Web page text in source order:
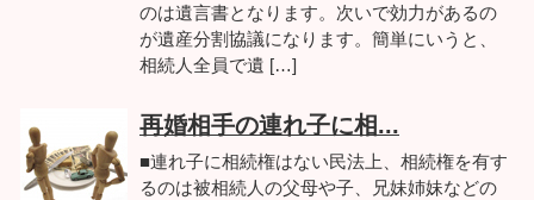
のは遺言書となります。次いで効力があるの
が遺産分割協議になります。簡単にいうと、
相続人全員で遺 […]
再婚相手の連れ子に相...
■連れ子に相続権はない民法上、相続権を有す
るのは被相続人の父母や子、兄妹姉妹などの